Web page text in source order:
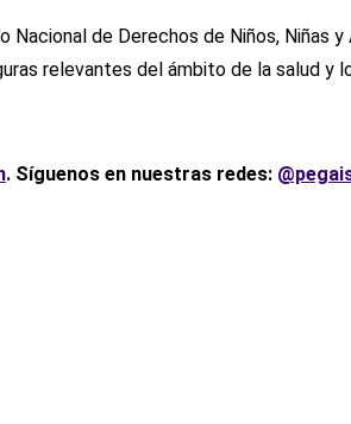
de Derechos de Niños, Niñas
relevantes del ámbito de la salud y
. Síguenos en nuestras redes: